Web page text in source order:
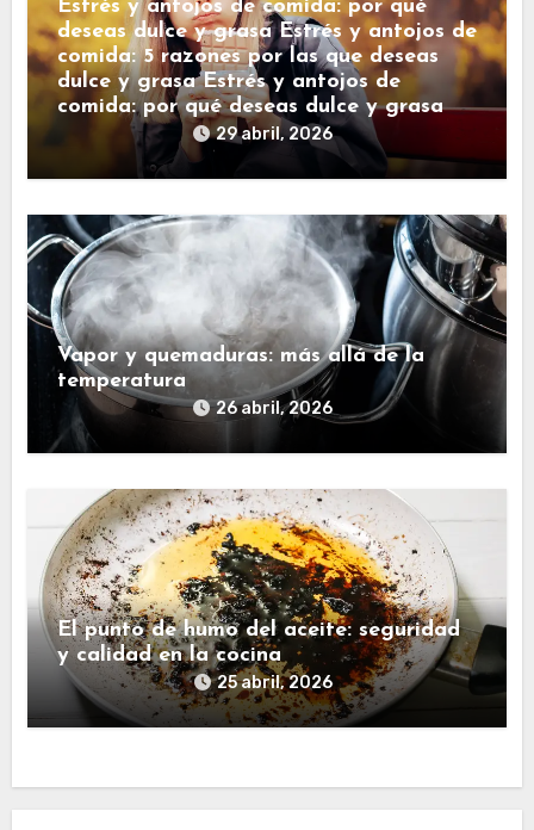
Estrés y antojos de comida: por qué
deseas dulce y grasa Estrés y antojos de
comida: 5 razones por las que deseas
dulce y grasa Estrés y antojos de
comida: por qué deseas dulce y grasa
29 abril, 2026
Vapor y quemaduras: más allá de la
temperatura
26 abril, 2026
El punto de humo del aceite: seguridad
y calidad en la cocina
25 abril, 2026